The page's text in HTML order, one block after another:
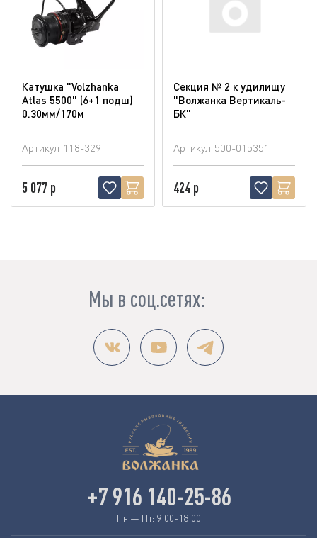
Катушка "Volzhanka
Atlas 5500" (6+1 подш)
0.30мм/170м
Артикул 118-329
5 077 р
Секция № 2 к удилищу
"Волжанка Вертикаль-
БК"
Артикул 500-015351
424 р
Мы в соц.сетях:
+7 916 140-25-86
Пн — Пт: 9:00-18:00